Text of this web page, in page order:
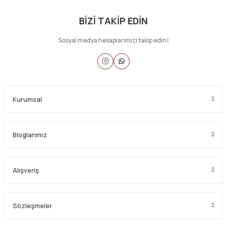
BİZİ TAKİP EDİN
Sosyal medya hesaplarımızı takip edin!
Kurumsal
Bloglarımız
Alışveriş
Sözleşmeler